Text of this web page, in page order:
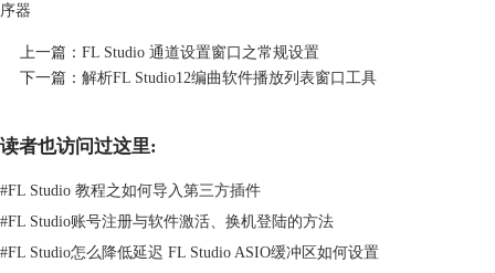
Pattern2，只需要在PAT LCD控制器上将数值切换为2即可。
本章节就讲述到这了，更多精彩教程，请关注
序器
上一篇： FL Studio 通道设置窗口之常规设置
下一篇： 解析FL Studio12编曲软件播放列表窗口工具
读者也访问过这里:
#FL Studio 教程之如何导入第三方插件
#FL Studio账号注册与软件激活、换机登陆的方法
#FL Studio怎么降低延迟 FL Studio ASIO缓冲区如何设置